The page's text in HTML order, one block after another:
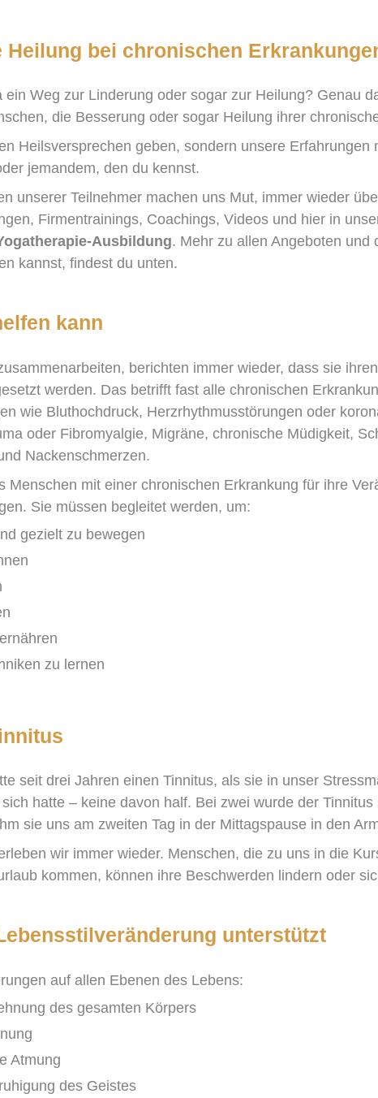
Heilung bei chronischen
ein Weg zur Linderung oder sogar zur Heilung? Genau
die Besserung oder sogar Heilung ihrer
Heilsversprechen geben, sondern unsere
jemandem, den du kennst.
unserer Teilnehmer machen uns Mut, immer wieder
Firmentrainings, Coachings, Videos und hier in
Ausbildung. Mehr zu allen Angeboten und
kannst, findest du unten.
kann
berichten immer wieder, dass sie
werden. Das betrifft fast alle chronischen
wie Bluthochdruck, Herzrhythmusstörungen oder
oder Fibromyalgie, Migräne, chronische Müdigkeit,
Nackenschmerzen.
Menschen mit einer chronischen Erkrankung für ihre
Sie müssen begleitet werden, um:
gezielt zu bewegen
zu lernen
seit drei Jahren einen Tinnitus, als sie in unser
hatte – keine davon half. Bei zwei wurde der
sie uns am zweiten Tag in der Mittagspause in den
wir immer wieder. Menschen, die zu uns in die
kommen, können ihre Beschwerden lindern oder
unterstützt
auf allen Ebenen des Lebens:
des gesamten Körpers
Atmung
des Geistes